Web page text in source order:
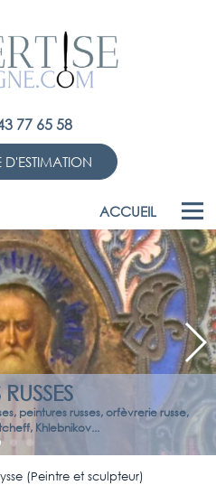
77 65 58
DEMANDE D'ESTIMATION
ACCUEIL
peintures russes, orfèvrerie russe,
Khlebnikov...
(Peintre et sculpteur)